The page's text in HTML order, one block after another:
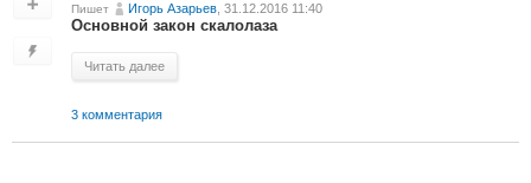
Пишет Игорь Азарьев , 31.12.2016 11:40
Основной закон скалолаза
Читать далее
3 комментария